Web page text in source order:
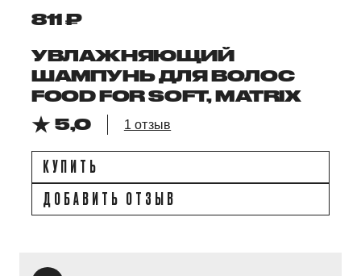
811 ₽
УВЛАЖНЯЮЩИЙ
ШАМПУНЬ ДЛЯ ВОЛОС
FOOD FOR SOFT, MATRIX
5,0
1 отзыв
КУПИТЬ
ДОБАВИТЬ ОТЗЫВ